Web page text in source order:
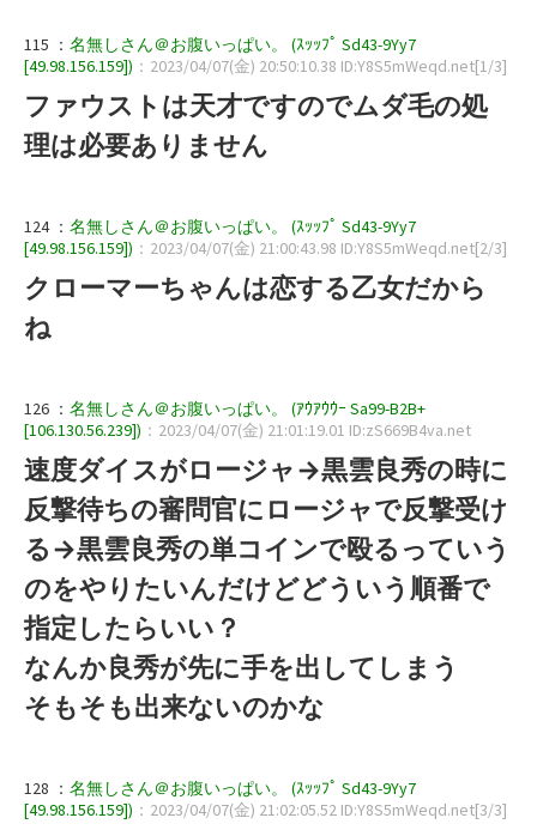
115 ： 名無しさん＠お腹いっぱい。 (ｽｯｯﾌﾟ Sd43-9Yy7
[49.98.156.159]) ：2023/04/07(金) 20:50:10.38 ID:Y8S5mWeqd.net[1/3]
ファウストは天才ですのでムダ毛の処
理は必要ありません
124 ： 名無しさん＠お腹いっぱい。 (ｽｯｯﾌﾟ Sd43-9Yy7
[49.98.156.159]) ：2023/04/07(金) 21:00:43.98 ID:Y8S5mWeqd.net[2/3]
クローマーちゃんは恋する乙女だから
ね
126 ： 名無しさん＠お腹いっぱい。 (ｱｳｱｳｳｰ Sa99-B2B+
[106.130.56.239]) ：2023/04/07(金) 21:01:19.01 ID:zS669B4va.net
速度ダイスがロージャ→黒雲良秀の時に
反撃待ちの審問官にロージャで反撃受け
る→黒雲良秀の単コインで殴るっていう
のをやりたいんだけどどういう順番で
指定したらいい？
なんか良秀が先に手を出してしまう
そもそも出来ないのかな
128 ： 名無しさん＠お腹いっぱい。 (ｽｯｯﾌﾟ Sd43-9Yy7
[49.98.156.159]) ：2023/04/07(金) 21:02:05.52 ID:Y8S5mWeqd.net[3/3]